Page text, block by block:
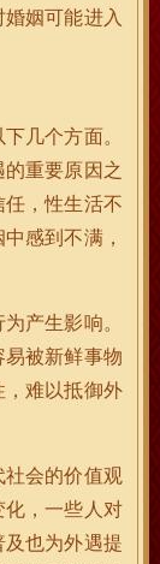
姻可能进入
几个方面。
重要原因之
，性生活不
感到不满，
产生影响。
被新鲜事物
，难以抵御外
社会的价值观
化，一些人对
也为外遇提